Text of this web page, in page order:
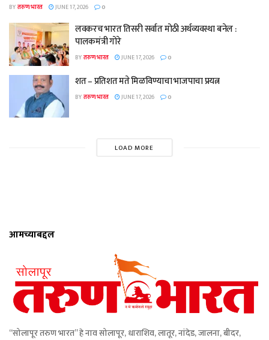
BYतरुण भारत JUNE 17, 2026 0
लवकरच भारत तिसरी सर्वात मोठी अर्थव्यवस्था बनेल :
पालकमंत्री गोरे
BYतरुण भारत JUNE 17, 2026 0
शत – प्रतिशत मते मिळविण्याचा भाजपाचा प्रयत्न
BYतरुण भारत JUNE 17, 2026 0
LOAD MORE
आमच्याबद्दल
“सोलापूर तरुण भारत” हे नाव सोलापूर, धाराशिव, लातूर, नांदेड, जालना, बीदर,